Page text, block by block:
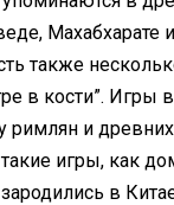
Махабхарате
также
в кости”. Игры
римлян и
игры, как
в